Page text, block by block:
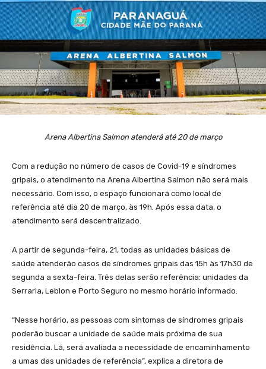
Arena Albertina Salmon atenderá até 20 de março
Com a redução no número de casos de Covid-19 e síndromes
gripais, o atendimento na Arena Albertina Salmon não será mais
necessário. Com isso, o espaço funcionará como local de
referência até dia 20 de março, às 19h. Após essa data, o
atendimento será descentralizado.
A partir de segunda-feira, 21, todas as unidades básicas de
saúde atenderão casos de síndromes gripais das 15h às 17h30 de
segunda a sexta-feira. Três delas serão referência: unidades da
Serraria, Leblon e Porto Seguro no mesmo horário informado.
“Nesse horário, as pessoas com sintomas de síndromes gripais
poderão buscar a unidade de saúde mais próxima de sua
residência. Lá, será avaliada a necessidade de encaminhamento
a umas das unidades de referência”, explica a diretora de